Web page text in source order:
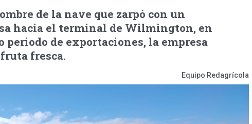
de la nave que zarpó con un
hacia el terminal de Wilmington, en
periodo de exportaciones, la empresa
fresca.
Equipo Redagrícola